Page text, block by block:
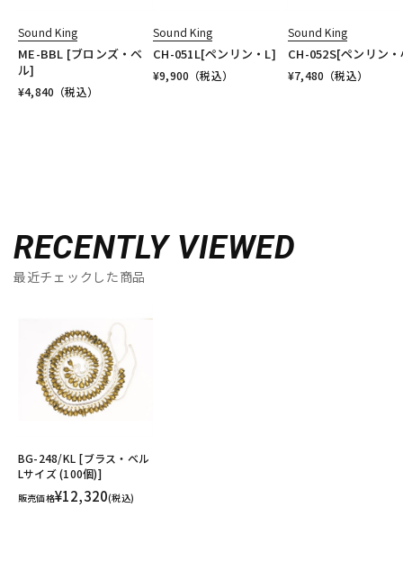
Sound King
ME-BBL [ブロンズ・ベ
ル]
¥4,840 （税込）
Sound King
CH-051L[ペンリン・L]
¥9,900 （税込）
Sound King
CH-052S[ペンリン
¥7,480 （税込）
RECENTLY VIEWED
最近チェックした商品
BG-248/KL [ブラス・ベル
Lサイズ (100個)]
販売価格¥12,320(税込)